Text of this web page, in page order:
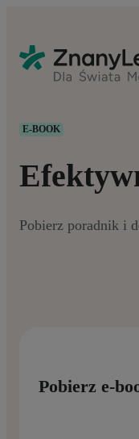
E-BOOK
Pobierz poradnik i
Pobierz e-